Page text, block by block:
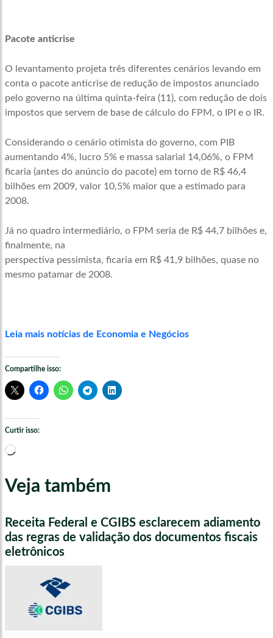
Pacote anticrise
O levantamento projeta três diferentes cenários levando em
conta o pacote anticrise de redução de impostos anunciado
pelo governo na última quinta-feira (11), com redução de dois
impostos que servem de base de cálculo do FPM, o IPI e o IR.
Considerando o cenário otimista do governo, com PIB
aumentando 4%, lucro 5% e massa salarial 14,06%, o FPM
ficaria (antes do anúncio do pacote) em torno de R$ 46,4
bilhões em 2009, valor 10,5% maior que a estimado para
2008.
Já no quadro intermediário, o FPM seria de R$ 44,7 bilhões e,
finalmente, na
perspectiva pessimista, ficaria em R$ 41,9 bilhões, quase no
mesmo patamar de 2008.
Leia mais notícias de Economia e Negócios
Compartilhe isso:
Curtir isso:
Carregando...
Veja também
Receita Federal e CGIBS esclarecem adiamento
das regras de validação dos documentos fiscais
eletrônicos